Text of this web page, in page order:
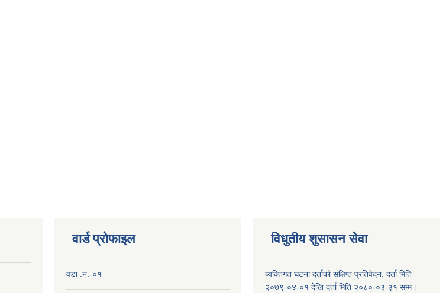
वार्ड प्राेफाइल
वडा .न.-०१
विधुतीय शुसासन सेवा
व्यक्तिगत घटना दर्ताको संक्षिप्त प्रतिवेदन, दर्ता मिति
२०७९-०४-०१ देखि दर्ता मिति २०८०-०३-३१ सम्म।